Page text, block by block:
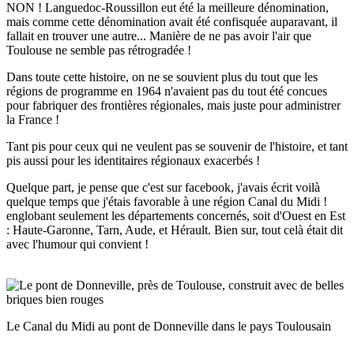
NON ! Languedoc-Roussillon eut été la meilleure dénomination,
mais comme cette dénomination avait été confisquée auparavant, il
fallait en trouver une autre... Manière de ne pas avoir l'air que
Toulouse ne semble pas rétrogradée !
Dans toute cette histoire, on ne se souvient plus du tout que les
régions de programme en 1964 n'avaient pas du tout été concues
pour fabriquer des frontières régionales, mais juste pour administrer
la France !
Tant pis pour ceux qui ne veulent pas se souvenir de l'histoire, et tant
pis aussi pour les identitaires régionaux exacerbés !
Quelque part, je pense que c'est sur facebook, j'avais écrit voilà
quelque temps que j'étais favorable à une région Canal du Midi !
englobant seulement les départements concernés, soit d'Ouest en Est
: Haute-Garonne, Tarn, Aude, et Hérault. Bien sur, tout celà était dit
avec l'humour qui convient !
Le Canal du Midi au pont de Donneville dans le pays Toulousain